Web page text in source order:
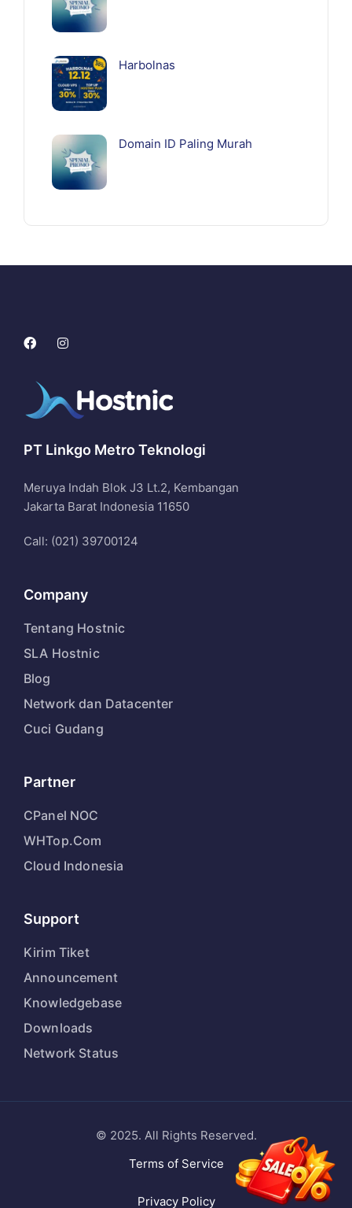
Harbolnas
Domain ID Paling Murah
PT Linkgo Metro Teknologi
Meruya Indah Blok J3 Lt.2, Kembangan
Jakarta Barat Indonesia 11650
Call: (021) 39700124
Company
Tentang Hostnic
SLA Hostnic
Blog
Network dan Datacenter
Cuci Gudang
Partner
CPanel NOC
WHTop.Com
Cloud Indonesia
Support
Kirim Tiket
Announcement
Knowledgebase
Downloads
Network Status
© 2025. All Rights Reserved.
Terms of Service
Privacy Policy